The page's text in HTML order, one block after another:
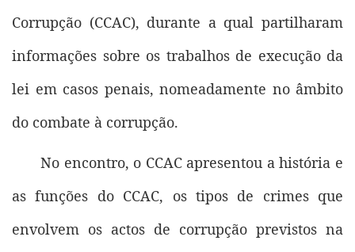
Corrupção (CCAC), durante a qual partilharam
informações sobre os trabalhos de execução da
lei em casos penais, nomeadamente no âmbito
do combate à corrupção.
No encontro, o CCAC apresentou a história e
as funções do CCAC, os tipos de crimes que
envolvem os actos de corrupção previstos na